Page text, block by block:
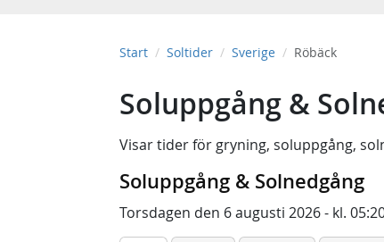
Start Soltider Sverige Röbäck
Soluppgång &
Visar tider för gryning, soluppgång,
Soluppgång & Solnedgång
Torsdagen den 6 augusti 2026 - kl.